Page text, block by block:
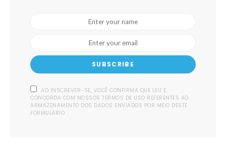
SUBSCRIBE
AO INSCREVER-SE, VOCÊ CONFIRMA QUE LEU E
CONCORDA COM NOSSOS TERMOS DE USO REFERENTES AO
ARMAZENAMENTO DOS DADOS ENVIADOS POR MEIO DESTE
FORMULÁRIO.